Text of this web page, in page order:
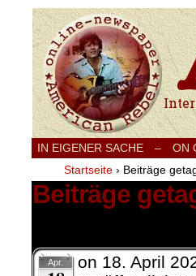
IN EIGENER SACHE – ON
Startseite › Beiträge
Beiträge
Apr. on 18. April